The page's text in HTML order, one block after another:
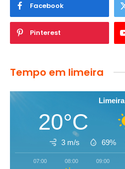
Facebook
Pinterest
Tempo em limeira
Limeira
20°C
3 m/s 69%
07:00 08:00 09:00